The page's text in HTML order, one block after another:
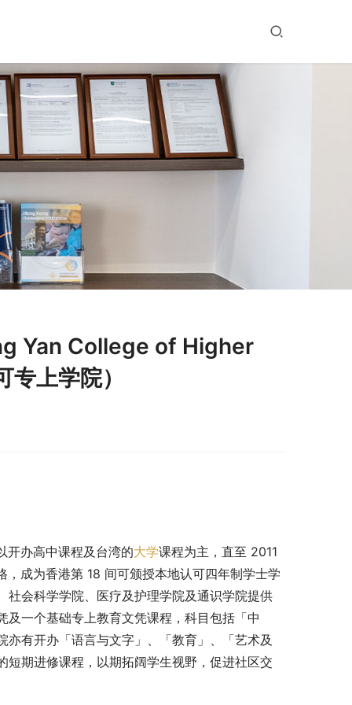
Yan College of Higher
上学院）
开办高中课程及台湾的大学课程为主，直至 2011
成为香港第 18 间可颁授本地认可四年制学士学
会科学学院、医疗及护理学院及通识学院提供
一个基础专上教育文凭课程，科目包括「中
有开办「语言与文字」、「教育」、「艺术及
期进修课程，以期拓阔学生视野，促进社区交